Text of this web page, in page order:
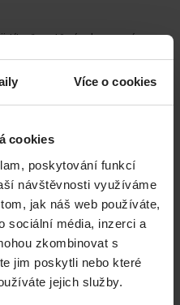
Více o cookies
cookies
poskytování funkcí
návštěvnosti využíváme
jak náš web používáte,
sociální média, inzerci a
zkombinovat s
jim poskytli nebo které
jejich služby.
že netěsní nebo se rosí.
na zimu
režimudokážou výrazně
na vytápění. Stačí pár minut
tam, kde má
oken
přepínat pravidelně,
a zajistí vám příjemné klima v bytě